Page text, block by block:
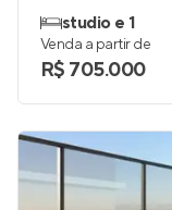
studio e 1
Venda a partir de
R$ 705.000